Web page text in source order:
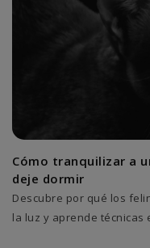
Cómo tranquilizar a
deje dormir
Descubre por qué los
la luz y aprende técnicas